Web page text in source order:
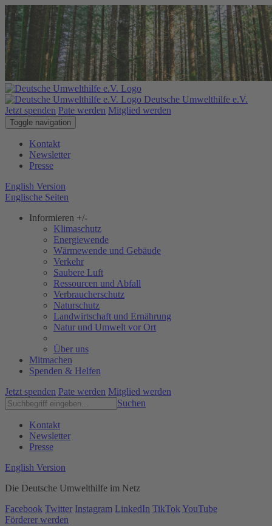
Deutsche Umwelthilfe e.V.
Jetzt spenden Pate werden Mitglied werden
Toggle navigation
Kontakt
Newsletter
Presse
English Version
Englische Seiten
Informieren +/-
Klimaschutz
Energiewende
Wärmewende und Gebäude
Verkehr
Saubere Luft
Ressourcen und Abfall
Verbraucherschutz
Naturschutz
Landwirtschaft und Ernährung
Natur und Umwelt vor Ort
Über uns
Mitmachen
Spenden & Helfen
Jetzt spenden Pate werden Mitglied werden
Suchen
Kontakt
Newsletter
Presse
English Version
Die Deutsche Umwelthilfe im Netz
Facebook Twitter Instagram LinkedIn TikTok YouTube
Förderer werden